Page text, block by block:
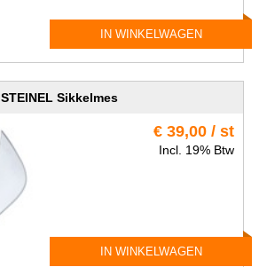
IN WINKELWAGEN
STEINEL Sikkelmes
€ 39,00 / st
Incl. 19% Btw
IN WINKELWAGEN